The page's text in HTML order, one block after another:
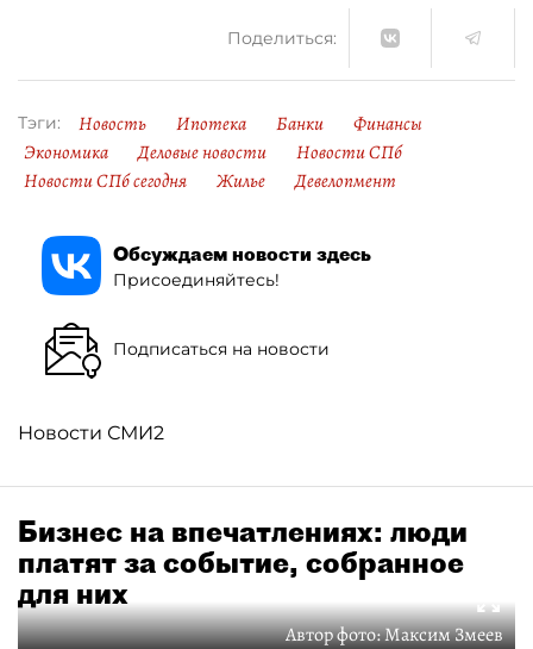
Поделиться:
Тэги: Новость Ипотека Банки
Финансы
Экономика
Деловые новости
Новости СПб
Новости СПб сегодня
Жилье Девелопмент
Обсуждаем новости здесь
Присоединяйтесь!
Подписаться на новости
Новости СМИ2
Бизнес на впечатлениях: люди
платят за событие, собранное
для них
Автор фото:Максим Змеев